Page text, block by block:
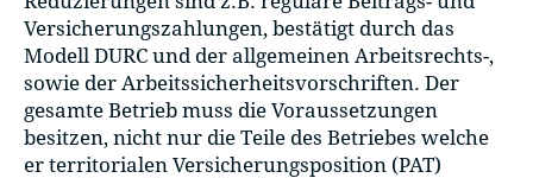
Versicherungszahlungen, bestätigt durch das
Modell DURC und der allgemeinen Arbeitsrechts-,
sowie der Arbeitssicherheitsvorschriften. Der
gesamte Betrieb muss die Voraussetzungen
besitzen, nicht nur die Teile des Betriebes welche
er territorialen Versicherungsposition (PAT)